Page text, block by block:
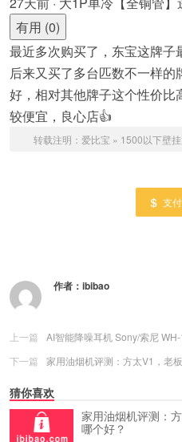
有用 (0)
最近多次购买了，东宝这牌子
后来又买了多台匹数不一样的
好，相对其他牌子这个性价比
较便宜，良心店👍
转载注明： 爱比宝 » 1500以下壁
支
作者： ibibao
上一篇
AI智能降噪耳机 Sony/索尼
下一篇
家用油烟机评测：方太V1，老
猜你喜欢
家用油烟机评测：
哪个好？